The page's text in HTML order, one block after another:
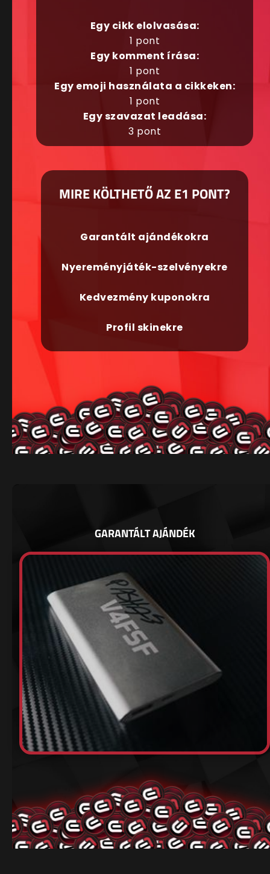
Egy cikk elolvasása:
1 pont
Egy komment írása:
1 pont
Egy emoji használata a cikkeken:
1 pont
Egy szavazat leadása:
3 pont
MIRE KÖLTHETŐ AZ E1 PONT?
Garantált ajándékokra
Nyereményjáték-szelvényekre
Kedvezmény kuponokra
Profil skinekre
GARANTÁLT AJÁNDÉK